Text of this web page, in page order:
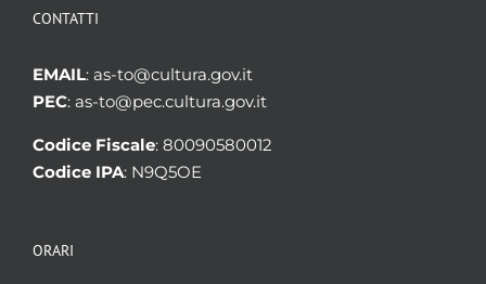
CONTATTI
EMAIL: as-to@cultura.gov.it
PEC: as-to@pec.cultura.gov.it
Codice Fiscale: 80090580012
Codice IPA: N9Q5OE
ORARI